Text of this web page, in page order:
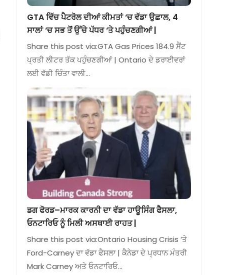
GTA ਵਿੱਚ ਪੈਟਰੋਲ ਦੀਆਂ ਕੀਮਤਾਂ ‘ਚ ਵੱਡਾ ਉਛਾਲ, 4
ਸਾਲਾਂ ‘ਚ ਸਭ ਤੋਂ ਉੱਚੇ ਪੱਧਰ ‘ਤੇ ਪਹੁੰਚਣਗੀਆਂ |
Share this post via:GTA Gas Prices 184.9 ਸੈਂਟ
ਪ੍ਰਤੀ ਲੀਟਰ ਤੱਕ ਪਹੁੰਚਣਗੀਆਂ | Ontario ਦੇ ਡਰਾਈਵਰਾਂ
ਲਈ ਵੱਡੀ ਚਿੰਤਾ ਵਾਲੀ…
ਡਗ ਫੋਰਡ–ਮਾਰਕ ਕਾਰਨੀ ਦਾ ਵੱਡਾ ਹਾਊਸਿੰਗ ਫੈਸਲਾ,
ਓਨਟਾਰਿਓ ਨੂੰ ਮਿਲੀ ਅਸਥਾਈ ਰਾਹਤ |
Share this post via:Ontario Housing Crisis ‘ਤੇ
Ford-Carney ਦਾ ਵੱਡਾ ਫੈਸਲਾ | ਕੈਨੇਡਾ ਦੇ ਪ੍ਰਧਾਨ ਮੰਤਰੀ
Mark Carney ਅਤੇ ਓਨਟਾਰਿਓ…